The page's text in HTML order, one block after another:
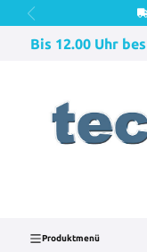
Zum Hauptinhalt
Bis 12.00 Uhr
Produktmenü